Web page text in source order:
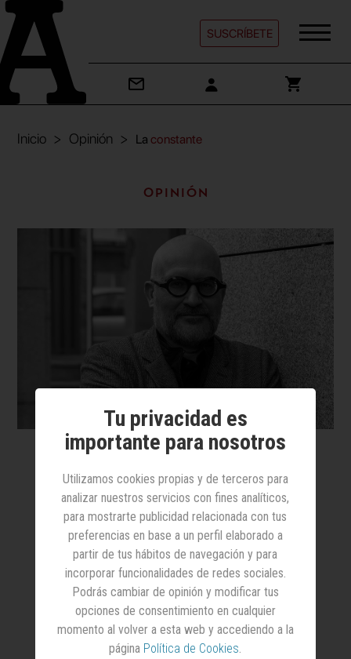
SUSCRÍBETE
Inicio Opinión La constante
Opinión
Laconstante
En cualquier sarao profesional de los
que tiendo a huir en contra de las
reglas imperantes del networking
intensivo, acaba uno encontrándose
con gente a la que aprecia y, tras el
abrazo y el “¿cómo estás?” de rigor, se
sucede el siguiente comentario: “oye,
Tu privacidad es
importante para nosotros
Utilizamos cookies propias y de terceros para
analizar nuestros servicios con fines analíticos,
para mostrarte publicidad relacionada con tus
preferencias en base a un perfil elaborado a
partir de tus hábitos de navegación y para
incorporar funcionalidades de redes sociales.
Podrás cambiar de opinión y modificar tus
opciones de consentimiento en cualquier
momento al volver a esta web y accediendo a la
página Política de Cookies.